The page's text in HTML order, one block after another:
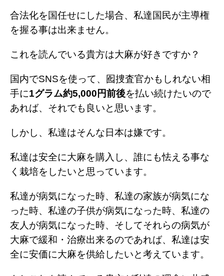
合法化を国任せにした場合、私達国民が主導権
を握る事は出来ません。
これを読んでいる貴方は大麻が好きですか？
国内でSNSを使って、囮捜査官かもしれない相
手に1グラム約5,000円前後を払い続けたいので
あれば、それでも良いと思います。
しかし、私達はそんな日本は嫌です。
私達は安全に大麻を購入し、誰にも怯える事な
く栽培をしたいと思っています。
私達が病気になった時、私達の家族が病気にな
った時、私達の子供が病気になった時、私達の
友人が病気になった時、そしてそれらの病気が
大麻で緩和・治療出来るのであれば、私達は安
全に安価に大麻を供給したいと考えています。